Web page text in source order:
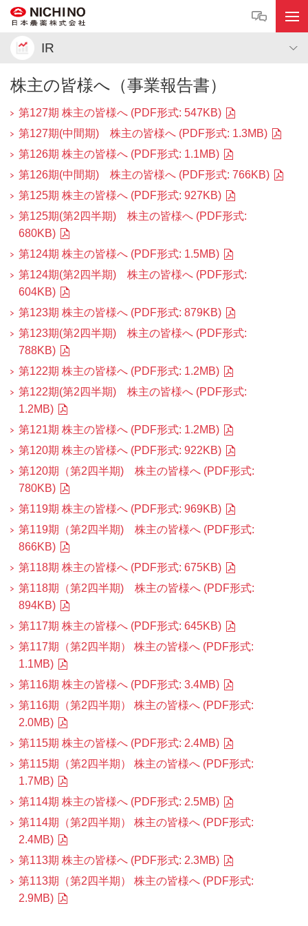
IR
株主の皆様へ（事業報告書）
第127期 株主の皆様へ (PDF形式: 547KB)
第127期(中間期) 株主の皆様へ (PDF形式: 1.3MB)
第126期 株主の皆様へ (PDF形式: 1.1MB)
第126期(中間期) 株主の皆様へ (PDF形式: 766KB)
第125期 株主の皆様へ (PDF形式: 927KB)
第125期(第2四半期) 株主の皆様へ (PDF形式:
680KB)
第124期 株主の皆様へ (PDF形式: 1.5MB)
第124期(第2四半期) 株主の皆様へ (PDF形式:
604KB)
第123期 株主の皆様へ (PDF形式: 879KB)
第123期(第2四半期) 株主の皆様へ (PDF形式:
788KB)
第122期 株主の皆様へ (PDF形式: 1.2MB)
第122期(第2四半期) 株主の皆様へ (PDF形式:
1.2MB)
第121期 株主の皆様へ (PDF形式: 1.2MB)
第120期 株主の皆様へ (PDF形式: 922KB)
第120期（第2四半期) 株主の皆様へ (PDF形式:
780KB)
第119期 株主の皆様へ (PDF形式: 969KB)
第119期（第2四半期) 株主の皆様へ (PDF形式:
866KB)
第118期 株主の皆様へ (PDF形式: 675KB)
第118期（第2四半期) 株主の皆様へ (PDF形式:
894KB)
第117期 株主の皆様へ (PDF形式: 645KB)
第117期（第2四半期） 株主の皆様へ (PDF形式:
1.1MB)
第116期 株主の皆様へ (PDF形式: 3.4MB)
第116期（第2四半期） 株主の皆様へ (PDF形式:
2.0MB)
第115期 株主の皆様へ (PDF形式: 2.4MB)
第115期（第2四半期） 株主の皆様へ (PDF形式:
1.7MB)
第114期 株主の皆様へ (PDF形式: 2.5MB)
第114期（第2四半期） 株主の皆様へ (PDF形式:
2.4MB)
第113期 株主の皆様へ (PDF形式: 2.3MB)
第113期（第2四半期） 株主の皆様へ (PDF形式:
2.9MB)